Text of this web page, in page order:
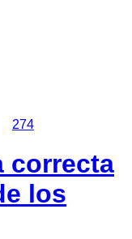
274
correcta
los